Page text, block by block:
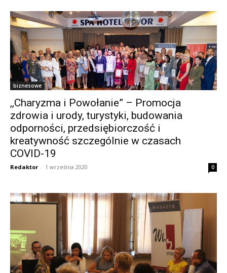
biznesowe
,,Charyzma i Powołanie” – Promocja
zdrowia i urody, turystyki, budowania
odporności, przedsiębiorczość i
kreatywność szczególnie w czasach
COVID-19
Redaktor - 1 września 2020 0